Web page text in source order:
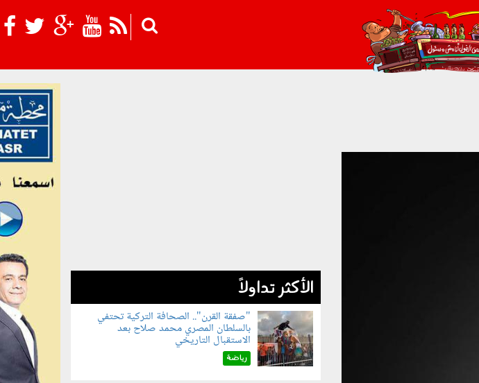
021_2.png
الأكثر تداولاً
070801.jpg
"صفقة القرن".. الصحافة التركية تحتفي
بالسلطان المصري محمد صلاح بعد
الاستقبال التاريخي
رياضة